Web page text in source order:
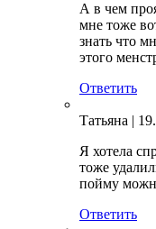
А в чем
мне тоже
знать что
этого
Ответить
Татьяна |
Я хотела
тоже
пойму
Ответить